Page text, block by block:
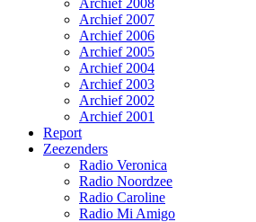
Archief 2008
Archief 2007
Archief 2006
Archief 2005
Archief 2004
Archief 2003
Archief 2002
Archief 2001
Report
Zeezenders
Radio Veronica
Radio Noordzee
Radio Caroline
Radio Mi Amigo